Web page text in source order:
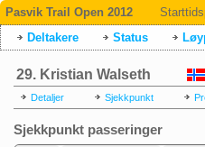
Pasvik Trail Open 2012
Deltakere
Status
29. Kristian Walseth
Detaljer Sjekkpunkt
Sjekkpunkt passeringer